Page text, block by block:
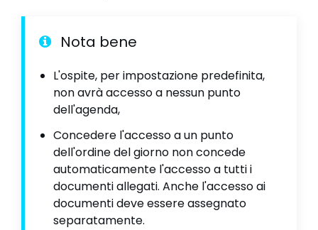
Nota bene
L'ospite, per impostazione predefinita,
non avrà accesso a nessun punto
dell'agenda,
Concedere l'accesso a un punto
dell'ordine del giorno non concede
automaticamente l'accesso a tutti i
documenti allegati. Anche l'accesso ai
documenti deve essere assegnato
separatamente.